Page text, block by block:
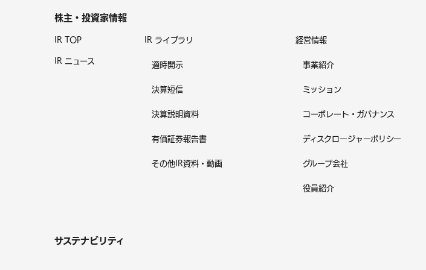
株主・投資家情報
IR TOP
IR ニュース
IR ライブラリ
適時開示
決算短信
決算説明資料
有価証券報告書
その他IR資料・動画
経営情報
事業紹介
ミッション
コーポレート・ガバナンス
ディスクロージャーポリシー
グループ会社
役員紹介
サステナビリティ